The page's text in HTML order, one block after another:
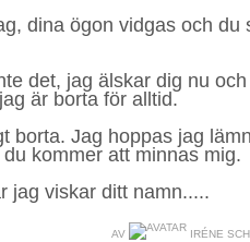
dina ögon vidgas och du
det, jag älskar dig nu
är borta för alltid.
borta. Jag hoppas jag
kommer att minnas mig.
jag viskar ditt namn.....
AV IRÉNE